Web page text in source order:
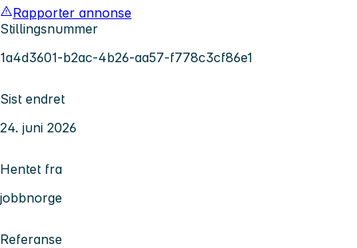
Rapporter annonse
Stillingsnummer
1a4d3601-b2ac-4b26-aa57-f778c3cf86e1
Sist endret
24. juni 2026
Hentet fra
jobbnorge
Referanse